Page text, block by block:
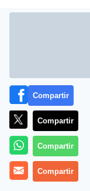
RV).- En la
Compartir
Compartir
Compartir
Compartir